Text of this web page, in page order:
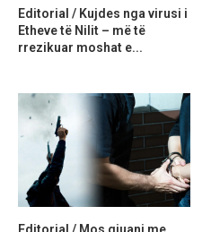
Editorial / Kujdes nga virusi i
Etheve të Nilit – më të
rrezikuar moshat e...